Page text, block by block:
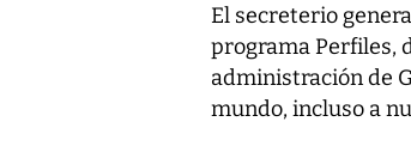
El secreterio
programa Perfiles,
administración de
mundo, incluso a